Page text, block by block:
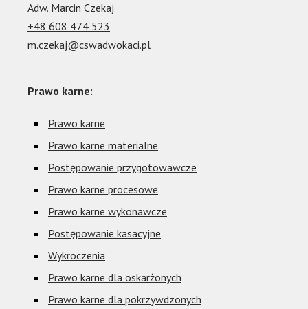
Adw. Marcin Czekaj
+48 608 474 523
m.czekaj@cswadwokaci.pl
Prawo karne:
Prawo karne
Prawo karne materialne
Postępowanie przygotowawcze
Prawo karne procesowe
Prawo karne wykonawcze
Postępowanie kasacyjne
Wykroczenia
Prawo karne dla oskarżonych
Prawo karne dla pokrzywdzonych